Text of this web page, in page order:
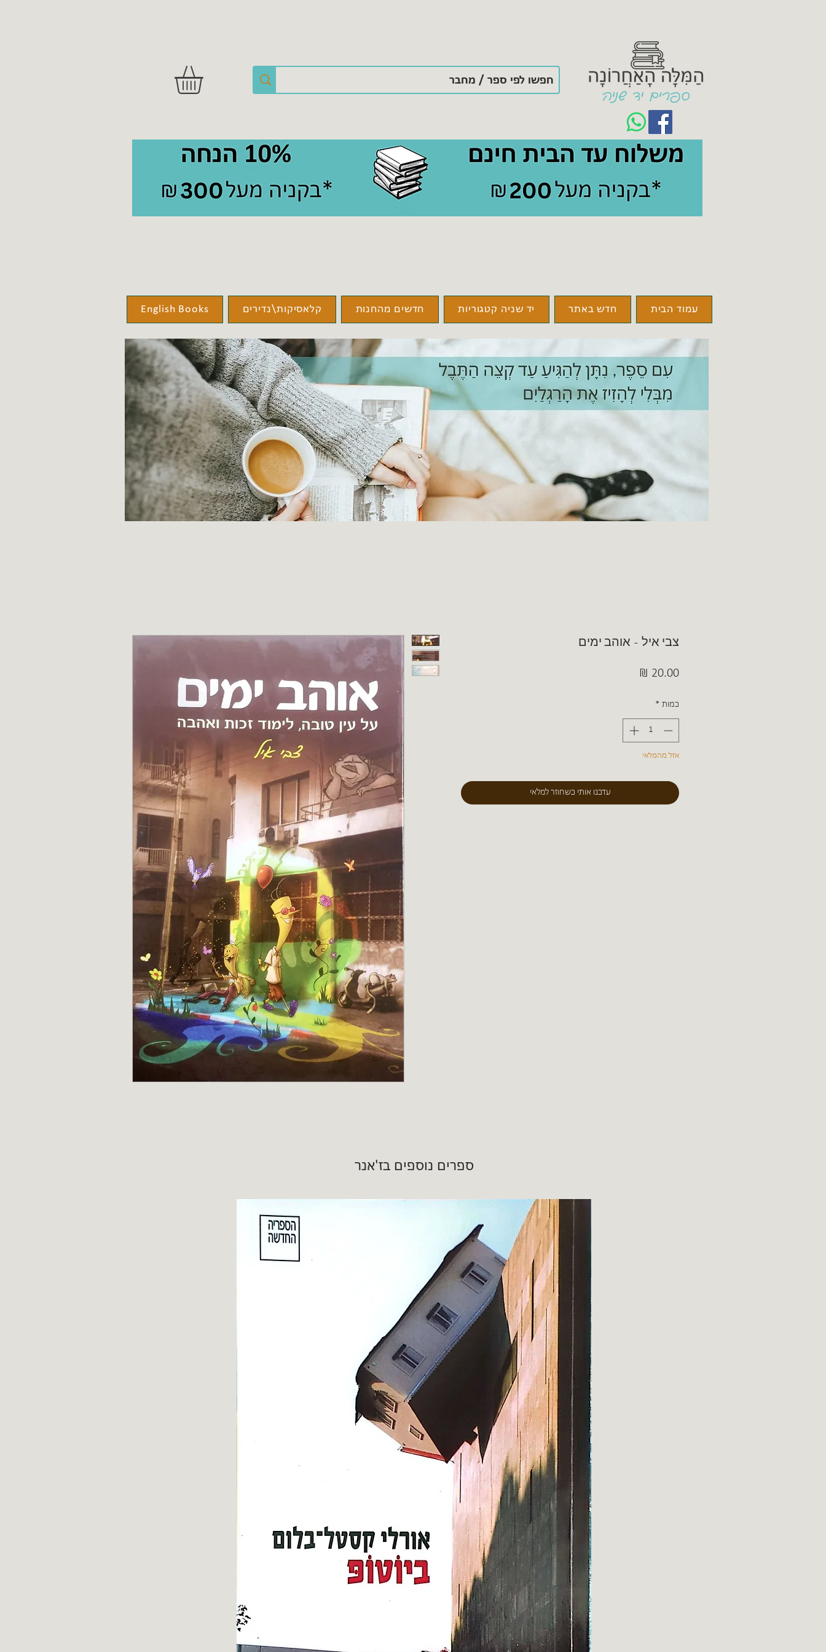
עמוד הבית חדש באתר יד שניה קטגוריות חדשים מהחנות קלאסיקות\נדירים English Books
צבי איל - אוהב ימים
כמות *
אזל מהמלאי
עדכנו אותי כשחוזר למלאי
ספרים נוספים בז'אנר